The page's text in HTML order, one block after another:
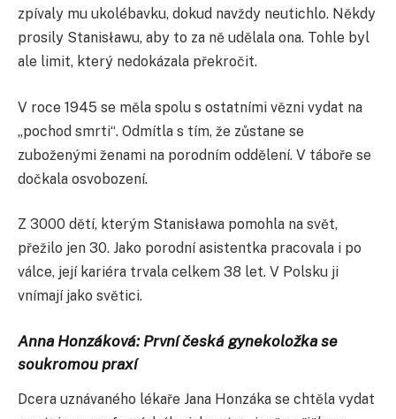
zpívaly mu ukolébavku, dokud navždy neutichlo. Někdy
prosily Stanisławu, aby to za ně udělala ona. Tohle byl
ale limit, který nedokázala překročit.
V roce 1945 se měla spolu s ostatními vězni vydat na
„pochod smrti“. Odmítla s tím, že zůstane se
zuboženými ženami na porodním oddělení. V táboře se
dočkala osvobození.
Z 3000 dětí, kterým Stanisława pomohla na svět,
přežilo jen 30. Jako porodní asistentka pracovala i po
válce, její kariéra trvala celkem 38 let. V Polsku ji
vnímají jako světici.
Anna Honzáková: První česká gynekoložka se
soukromou praxí
Dcera uznávaného lékaře Jana Honzáka se chtěla vydat